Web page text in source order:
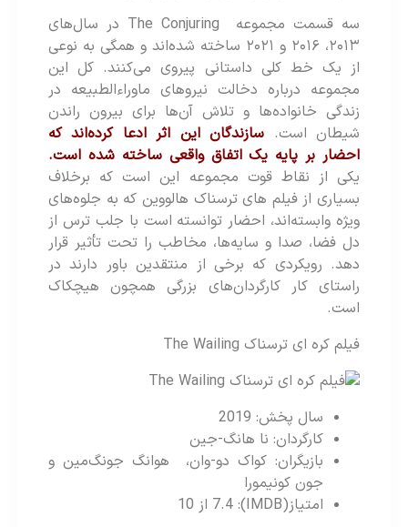
سه قسمت مجموعه The Conjuring در سال‌های
۲۰۱۳، ۲۰۱۶ و ۲۰۲۱ ساخته شده‌اند و همگی به نوعی
از یک خط کلی داستانی پیروی می‌کنند. کل این
مجموعه درباره دخالت نیروهای ماوراءالطبیعه در
زندگی خانواده‌ها و تلاش آن‌ها برای بیرون راندن
شیطان است. سازندگان این اثر ادعا کرده‌اند که
احضار بر پایه یک اتفاق واقعی ساخته شده است.
یکی از نقاط قوت مجموعه این است که برخلاف
بسیاری از فیلم‌ های ترسناک هالووین که به جلوه‌های
ویژه وابسته‌اند، احضار توانسته است با جلب ترس از
دل فضا، صدا و سایه‌ها، مخاطب را تحت تأثیر قرار
دهد. رویکردی که برخی از منتقدین باور دارند در
راستای کار کارگردان‌های بزرگی همچون هیچکاک
است.
فیلم کره ای ترسناک The Wailing
سال پخش: 2019
کارگردان: نا هانگ-جین
بازیگران: کواک دو-وان، هوانگ جونگ‌مین و
جون کونیمورا
امتیاز(IMDB): 7.4 از 10